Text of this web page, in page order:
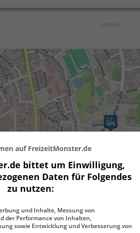
auf FreizeitMonster.de
bittet um Einwilligung,
Daten für Folgendes
zu nutzen:
und Inhalte, Messung von
der Performance von Inhalten,
sowie Entwicklung und Verbesserung von